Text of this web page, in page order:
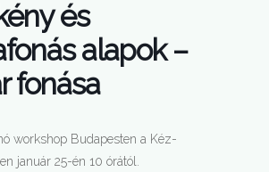
és
alapok –
fonása
workshop Budapesten a Kéz-
január 25-én 10 órától.